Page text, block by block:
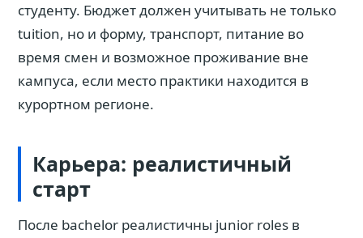
студенту. Бюджет должен учитывать не только
tuition, но и форму, транспорт, питание во
время смен и возможное проживание вне
кампуса, если место практики находится в
курортном регионе.
Карьера: реалистичный
старт
После bachelor реалистичны junior roles в